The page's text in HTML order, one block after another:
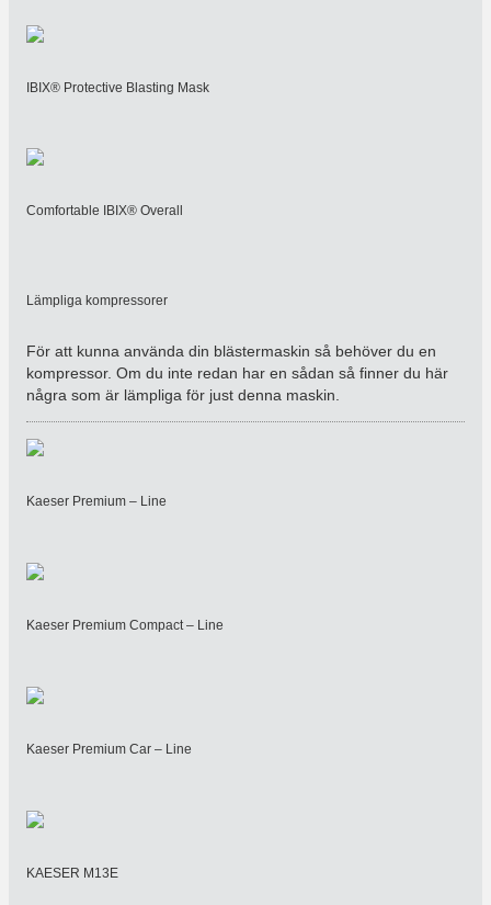
IBIX® Protective Blasting Mask
Comfortable IBIX® Overall
Lämpliga kompressorer
För att kunna använda din blästermaskin så behöver du en
kompressor. Om du inte redan har en sådan så finner du här
några som är lämpliga för just denna maskin.
Kaeser Premium – Line
Kaeser Premium Compact – Line
Kaeser Premium Car – Line
KAESER M13E